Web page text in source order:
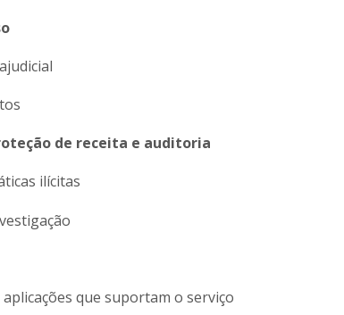
de receita e auditoria
ilícitas
que suportam o serviço